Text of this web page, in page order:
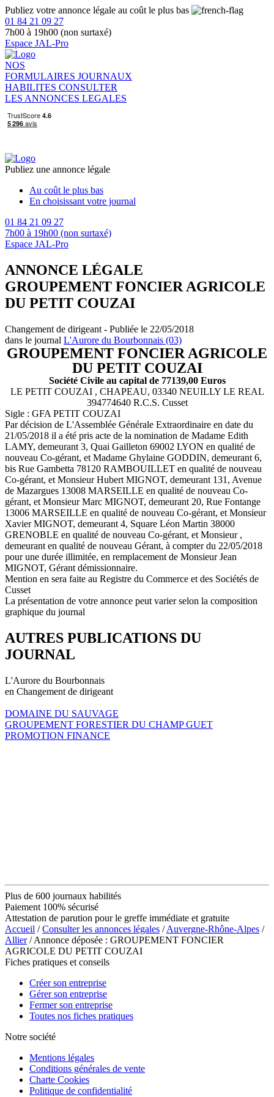
Publiez votre annonce légale au coût le plus bas
01 84 21 09 27
7h00 à 19h00 (non surtaxé)
Espace JAL-Pro
NOS
FORMULAIRES JOURNAUX
HABILITES CONSULTER
LES ANNONCES LEGALES
Publiez une annonce légale
Au coût le plus bas
En choisissant votre journal
01 84 21 09 27
7h00 à 19h00 (non surtaxé)
Espace JAL-Pro
ANNONCE LÉGALE
GROUPEMENT FONCIER AGRICOLE
DU PETIT COUZAI
Changement de dirigeant - Publiée le 22/05/2018
dans le journal L'Aurore du Bourbonnais (03)
GROUPEMENT FONCIER AGRICOLE
DU PETIT COUZAI
Société Civile au capital de 77139,00 Euros
LE PETIT COUZAI , CHAPEAU, 03340 NEUILLY LE REAL
394774640 R.C.S. Cusset
Sigle : GFA PETIT COUZAI
Par décision de L'Assemblée Générale Extraordinaire en date du
21/05/2018 il a été pris acte de la nomination de Madame Edith
LAMY, demeurant 3, Quai Gailleton 69002 LYON en qualité de
nouveau Co-gérant, et Madame Ghylaine GODDIN, demeurant 6,
bis Rue Gambetta 78120 RAMBOUILLET en qualité de nouveau
Co-gérant, et Monsieur Hubert MIGNOT, demeurant 131, Avenue
de Mazargues 13008 MARSEILLE en qualité de nouveau Co-
gérant, et Monsieur Marc MIGNOT, demeurant 20, Rue Fontange
13006 MARSEILLE en qualité de nouveau Co-gérant, et Monsieur
Xavier MIGNOT, demeurant 4, Square Léon Martin 38000
GRENOBLE en qualité de nouveau Co-gérant, et Monsieur ,
demeurant en qualité de nouveau Gérant, à compter du 22/05/2018
pour une durée illimitée, en remplacement de Monsieur Jean
MIGNOT, Gérant démissionnaire.
Mention en sera faite au Registre du Commerce et des Sociétés de
Cusset
La présentation de votre annonce peut varier selon la composition
graphique du journal
AUTRES PUBLICATIONS DU
JOURNAL
L'Aurore du Bourbonnais
en Changement de dirigeant
DOMAINE DU SAUVAGE
GROUPEMENT FORESTIER DU CHAMP GUET
PROMOTION FINANCE
Plus de 600 journaux habilités
Paiement 100% sécurisé
Attestation de parution pour le greffe immédiate et gratuite
Accueil /Consulter les annonces légales /Auvergne-Rhône-Alpes /
Allier/ Annonce déposée : GROUPEMENT FONCIER
AGRICOLE DU PETIT COUZAI
Fiches pratiques et conseils
Créer son entreprise
Gérer son entreprise
Fermer son entreprise
Toutes nos fiches pratiques
Notre société
Mentions légales
Conditions générales de vente
Charte Cookies
Politique de confidentialité